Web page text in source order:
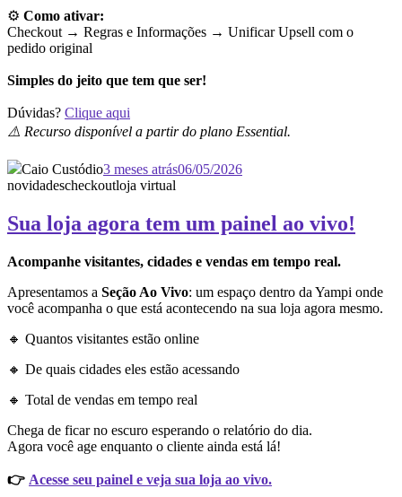
⚙️ Como ativar:
Checkout → Regras e Informações → Unificar Upsell com o
pedido original
Simples do jeito que tem que ser!
Dúvidas? Clique aqui
⚠️ Recurso disponível a partir do plano Essential.
Caio Custódio3 meses atrás06/05/2026
novidadescheckoutloja virtual
Sua loja agora tem um painel ao vivo!
Acompanhe visitantes, cidades e vendas em tempo real.
Apresentamos a Seção Ao Vivo: um espaço dentro da Yampi onde
você acompanha o que está acontecendo na sua loja agora mesmo.
🔸 Quantos visitantes estão online
🔸 De quais cidades eles estão acessando
🔸 Total de vendas em tempo real
Chega de ficar no escuro esperando o relatório do dia.
Agora você age enquanto o cliente ainda está lá!
👉 Acesse seu painel e veja sua loja ao vivo.